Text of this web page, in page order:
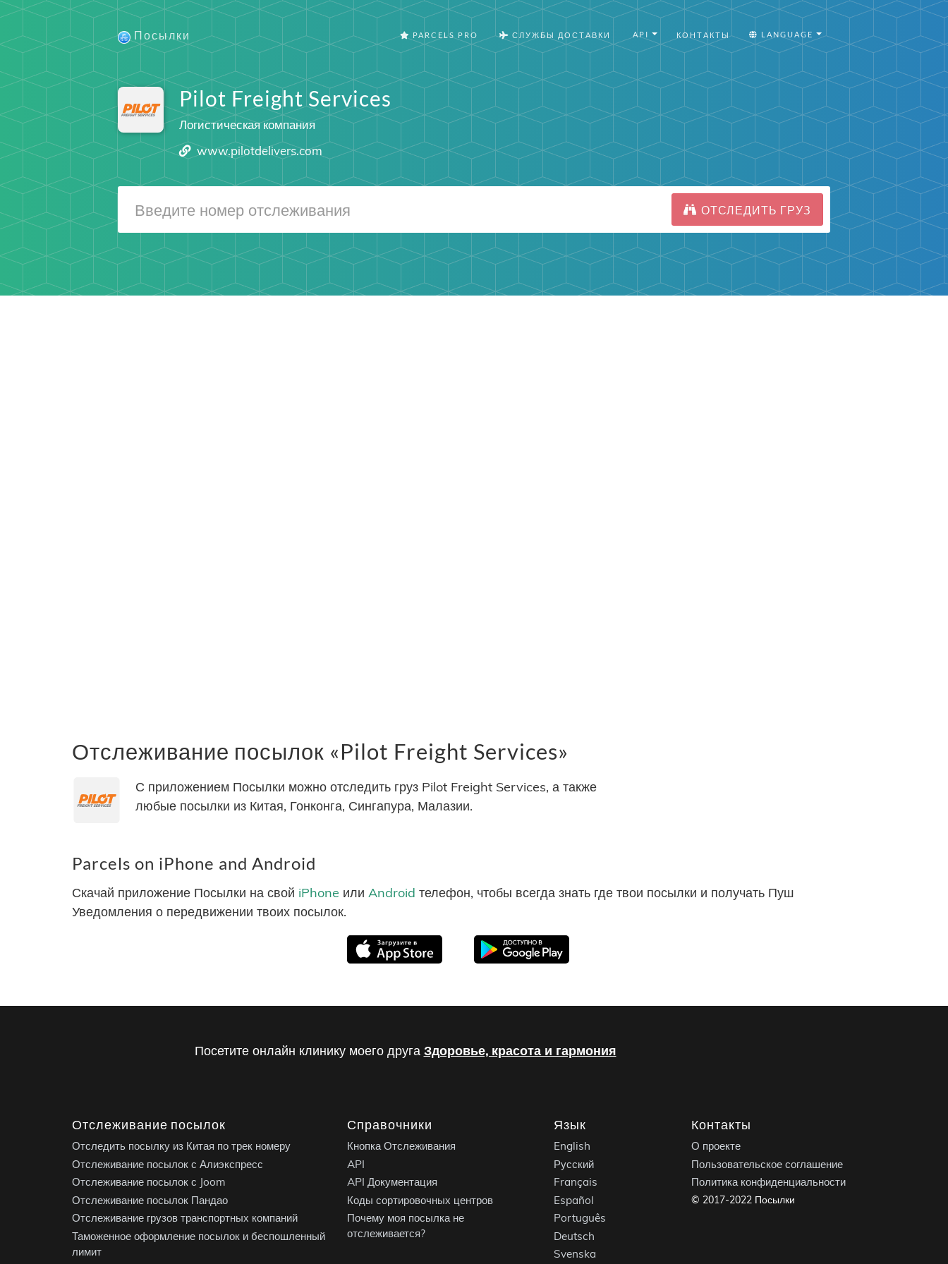
Посылки PARCELS PRO СЛУЖБЫ ДОСТАВКИ API КОНТАКТЫ LANGUAGE
Pilot Freight Services
Логистическая компания
www.pilotdelivers.com
ОТСЛЕДИТЬ ГРУЗ
Отслеживание посылок «Pilot Freight Services»
С приложением Посылки можно отследить груз Pilot Freight Services, а также
любые посылки из Китая, Гонконга, Сингапура, Малазии.
Parcels on iPhone and Android
Скачай приложение Посылки на свой iPhone или Android телефон, чтобы всегда знать где твои посылки и получать Пуш
Уведомления о передвижении твоих посылок.
Посетите онлайн клинику моего друга Здоровье, красота и гармония
Отслеживание посылок
Отследить посылку из Китая по трек номеру
Отслеживание посылок с Алиэкспресс
Отслеживание посылок с Joom
Отслеживание посылок Пандао
Отслеживание грузов транспортных компаний
Таможенное оформление посылок и беспошленный
лимит
Справочники
Кнопка Отслеживания
API
API Документация
Коды сортировочных центров
Почему моя посылка не
отслеживается?
Язык
English
Русский
Français
Español
Português
Deutsch
Svenska
Контакты
О проекте
Пользовательское соглашение
Политика конфиденциальности
© 2017-2022 Посылки